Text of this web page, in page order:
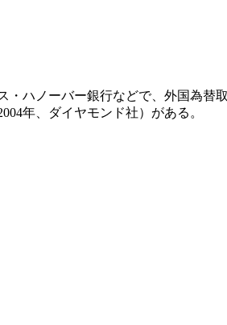
・ハノーバー銀行などで、外国為
年、ダイヤモンド社）がある。